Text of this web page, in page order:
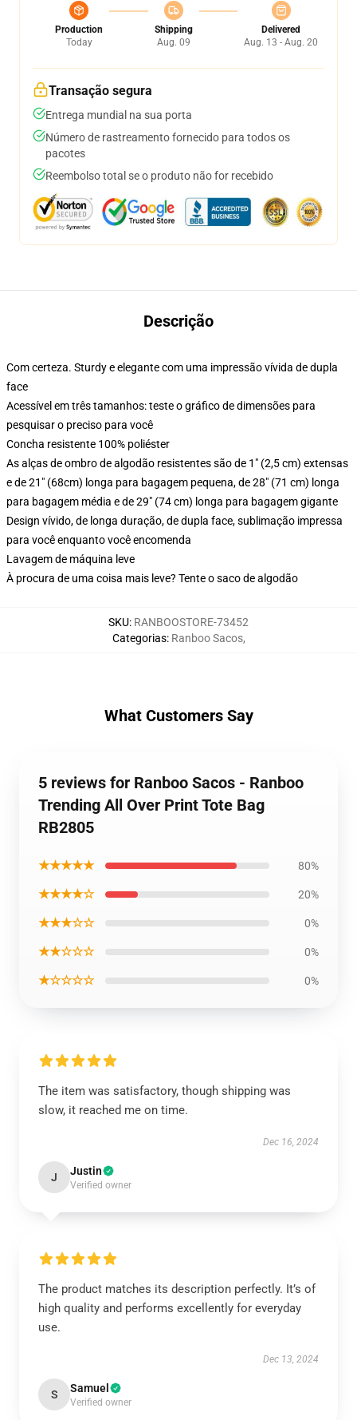
Production
Today
Shipping
Aug. 09
Delivered
Aug. 13 - Aug. 20
Transação segura
Entrega mundial na sua porta
Número de rastreamento fornecido para todos os
pacotes
Reembolso total se o produto não for recebido
Descrição
Com certeza. Sturdy e elegante com uma impressão vívida de dupla
face
Acessível em três tamanhos: teste o gráfico de dimensões para
pesquisar o preciso para você
Concha resistente 100% poliéster
As alças de ombro de algodão resistentes são de 1" (2,5 cm) extensas
e de 21" (68cm) longa para bagagem pequena, de 28" (71 cm) longa
para bagagem média e de 29" (74 cm) longa para bagagem gigante
Design vívido, de longa duração, de dupla face, sublimação impressa
para você enquanto você encomenda
Lavagem de máquina leve
À procura de uma coisa mais leve? Tente o saco de algodão
SKU: RANBOOSTORE-73452
Categorias: Ranboo Sacos,
What Customers Say
5 reviews for Ranboo Sacos - Ranboo
Trending All Over Print Tote Bag
RB2805
★★★★★ 80%
★★★★☆ 20%
★★★☆☆ 0%
★★☆☆☆ 0%
★☆☆☆☆ 0%
The item was satisfactory, though shipping was
slow, it reached me on time.
Dec 16, 2024
J Justin
Verified owner
The product matches its description perfectly. It’s of
high quality and performs excellently for everyday
use.
Dec 13, 2024
S Samuel
Verified owner